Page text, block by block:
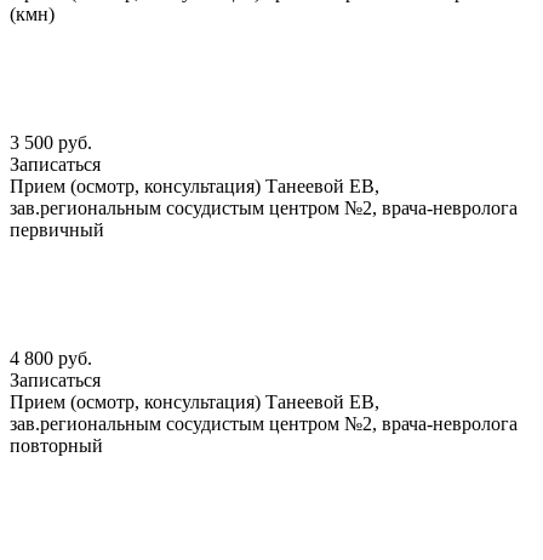
(кмн)
3 500 руб.
Записаться
Прием (осмотр, консультация) Танеевой ЕВ,
зав.региональным сосудистым центром №2, врача-невролога
первичный
4 800 руб.
Записаться
Прием (осмотр, консультация) Танеевой ЕВ,
зав.региональным сосудистым центром №2, врача-невролога
повторный